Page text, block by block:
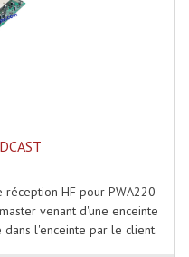
Sources
À Plats
Cd MP3
Et Mp3 (rack 19")
réception HF pour PWA220
venant d'une enceinte
l'enceinte par le client.